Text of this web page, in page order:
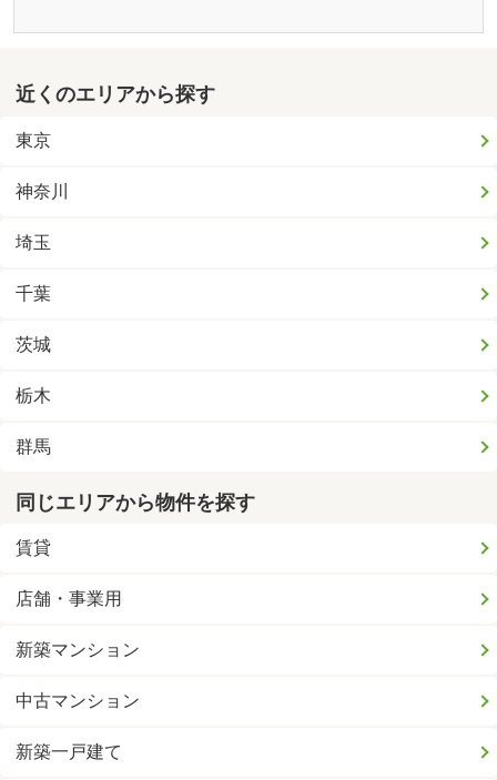
近くのエリアから探す
東京
神奈川
埼玉
千葉
茨城
栃木
群馬
同じエリアから物件を探す
賃貸
店舗・事業用
新築マンション
中古マンション
新築一戸建て